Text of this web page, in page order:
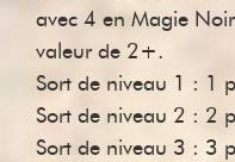
avec 4 en Magie
valeur de 2+.
Sort de niveau 1 : 1
Sort de niveau 2 : 2
Sort de niveau 3 : 3